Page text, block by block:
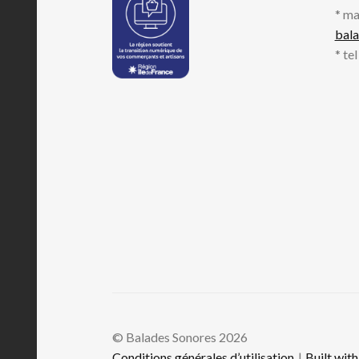
*
*
© Balades Sonores 2026